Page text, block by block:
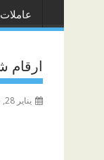
ارقام
يناير 28, 2025